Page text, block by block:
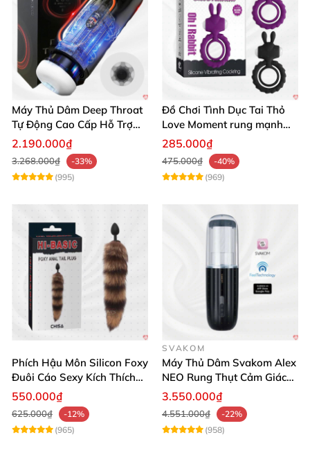
Máy Thủ Dâm Deep Throat
Tự Động Cao Cấp Hỗ Trợ
Gắn Tường
2.190.000₫
3.268.000₫
-33%
(995)
Đồ Chơi Tình Dục Tai Thỏ
Love Moment rung mạnh
mẽ êm ái
285.000₫
475.000₫
-40%
(969)
Phích Hậu Môn Silicon Foxy
Đuôi Cáo Sexy Kích Thích
Đỉnh Cao
550.000₫
625.000₫
-12%
(965)
SVAKOM
Máy Thủ Dâm Svakom Alex
NEO Rung Thụt Cảm Giác
Thật, App Điều Khiển
3.550.000₫
4.551.000₫
-22%
(958)